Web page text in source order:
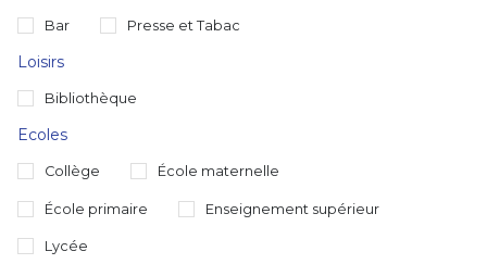
Bar Presse et Tabac
Loisirs
Bibliothèque
Ecoles
Collège École maternelle
École primaire Enseignement supérieur
Lycée